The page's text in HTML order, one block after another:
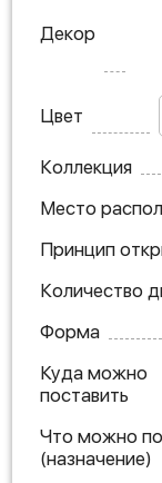
Декор
Цвет
Коллекция
Место
Принцип
Количество
Форма
Куда можно
поставить
Что можно
(назначение)